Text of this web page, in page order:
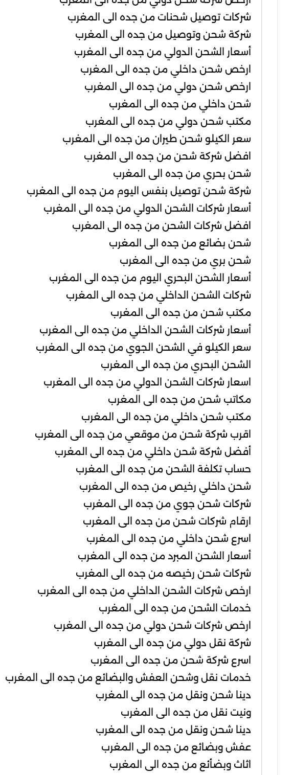
شركات توصيل شحنات من جده الى المغرب
شركة شحن وتوصيل من جده الى المغرب
أسعار الشحن الدولي من جده الى المغرب
ارخص شحن داخلي من جده الى المغرب
ارخص شحن دولي من جده الى المغرب
شحن داخلي من جده الى المغرب
مكتب شحن دولي من جده الى المغرب
سعر الكيلو شحن طيران من جده الى المغرب
افضل شركة شحن من جده الى المغرب
شحن بحري من جده الى المغرب
شركة شحن توصيل بنفس اليوم من جده الى المغرب
أسعار شركات الشحن الدولي من جده الى المغرب
افضل شركات الشحن من جده الى المغرب
شحن بضائع من جده الى المغرب
شحن بري من جده الى المغرب
أسعار الشحن البحري اليوم من جده الى المغرب
شركات الشحن الداخلي من جده الى المغرب
مكتب شحن من جده الى المغرب
أسعار شركات الشحن الداخلي من جده الى المغرب
سعر الكيلو في الشحن الجوي من جده الى المغرب
الشحن البحري من جده الى المغرب
اسعار شركات الشحن الدولي من جده الى المغرب
مكاتب شحن من جده الى المغرب
مكتب شحن داخلي من جده الى المغرب
اقرب شركة شحن من موقعي من جده الى المغرب
أفضل شركة شحن داخلي من جده الى المغرب
حساب تكلفة الشحن من جده الى المغرب
شحن داخلي رخيص من جده الى المغرب
شركات شحن جوي من جده الى المغرب
ارقام شركات شحن من جده الى المغرب
اسرع شحن داخلي من جده الى المغرب
أسعار الشحن المبرد من جده الى المغرب
شركات شحن رخيصه من جده الى المغرب
ارخص شركات الشحن الداخلي من جده الى المغرب
خدمات الشحن من جده الى المغرب
ارخص شركات شحن دولي من جده الى المغرب
شركة نقل دولي من جده الى المغرب
اسرع شركة شحن من جده الى المغرب
خدمات نقل وشحن العفش والبضائع من جده الى المغرب
دينا شحن ونقل من جده الى المغرب
ونيت نقل من جده الى المغرب
دينا شحن ونقل من جده الى المغرب
عفش وبضائع من جده الى المغرب
اثاث وبضأئع من جده الى المغرب